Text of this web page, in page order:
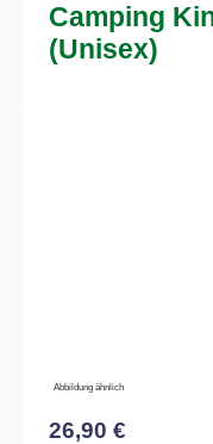
Camping
(Unisex)
Abbildung ähnlich
26,90 €